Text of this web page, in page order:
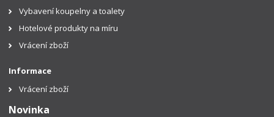
Vybavení koupelny a toalety
Hotelové produkty na míru
Vrácení zboží
Informace
Vrácení zboží
Novinka